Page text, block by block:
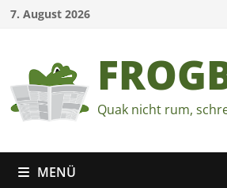
Zum7. August 2026
Quak nicht rum,
MENÜ